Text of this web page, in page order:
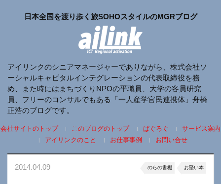
日本全国を渡り歩く旅SOHOスタイルのMGRブログ
アイリンクのシニアマネージャーでありながら、株式会社ソ
ーシャルキャピタルインテグレーションの代表取締役を務
め、また時にはまちづくりNPOの平職員、大学の客員研究
員、フリーのコンサルでもある「一人産学官民連携体」舟橋
正浩のブログです。
会社サイトのトップ このブログのトップ ぱぐろぐ
サービス案内
アイリンクのこと
お仕事事例 お問い合せ
2014.04.09 のらの書棚 お堅い本